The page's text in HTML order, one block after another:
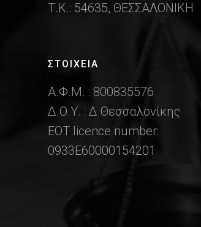
Τ.Κ.: 54635, ΘΕΣΣΑΛΟΝΙΚΗ
ΣΤΟΙΧΕΙΑ
Α.Φ.Μ. : 800835576
Δ.Ο.Υ. : Δ Θεσσαλονίκης
ΕΟΤ licence number:
0933Ε60000154201